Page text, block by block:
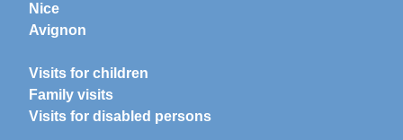
Nice
Avignon
Visits for children
Family visits
Visits for disabled persons